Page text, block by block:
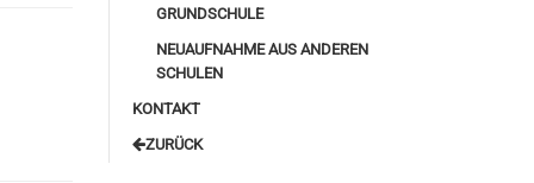
GRUNDSCHULE
NEUAUFNAHME AUS ANDEREN
SCHULEN
KONTAKT
‎ZURÜCK